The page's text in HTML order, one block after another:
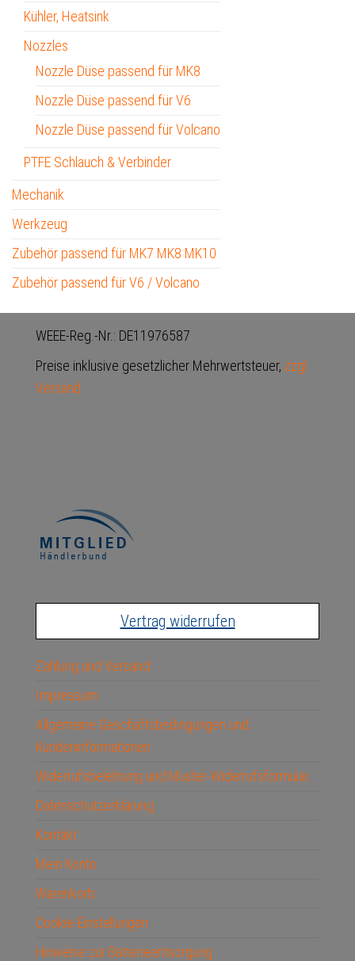
Kühler, Heatsink
Nozzles
Nozzle Düse passend für MK8
Nozzle Düse passend für V6
Nozzle Düse passend für Volcano
PTFE Schlauch & Verbinder
Mechanik
Werkzeug
Zubehör passend für MK7 MK8 MK10
Zubehör passend für V6 / Volcano
WEEE-Reg.-Nr.: DE11976587
Preise inklusive gesetzlicher Mehrwertsteuer, zzgl.
Versand
Vertrag widerrufen
Zahlung und Versand
Impressum
Allgemeine Geschäftsbedingungen und
Kundeninformationen
Widerrufsbelehrung und Muster-Widerrufsformular
Datenschutzerklärung
Kontakt
Mein Konto
Warenkorb
Cookie-Einstellungen
Hinweise zur Batterieentsorgung